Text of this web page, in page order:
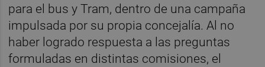
para el bus y Tram, dentro de una campaña
impulsada por su propia concejalía. Al no
haber logrado respuesta a las preguntas
formuladas en distintas comisiones, el